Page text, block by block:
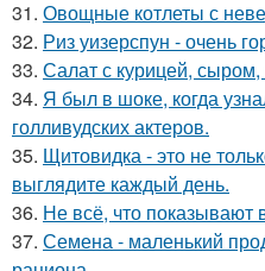
31. Овощные котлеты с
32. Риз уизерспун - очень
33. Салат с курицей,
34. Я был в шоке, когда
голливудских актеров.
35. Щитовидка - это не
выглядите каждый день.
36. Не всё, что показывают
37. Семена - маленький